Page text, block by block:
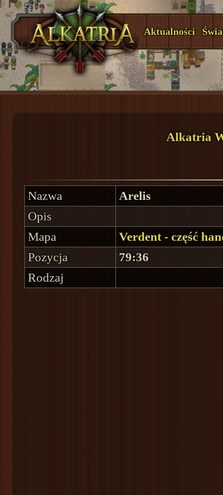
Aktualności
Alkatria
Nazwa
Arelis
Opis
Mapa
Verdent - część
Pozycja
79:36
Rodzaj